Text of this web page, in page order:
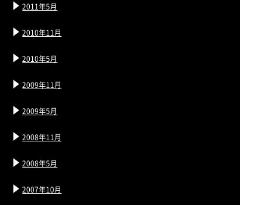
2011年5月
2010年11月
2010年5月
2009年11月
2009年5月
2008年11月
2008年5月
2007年10月